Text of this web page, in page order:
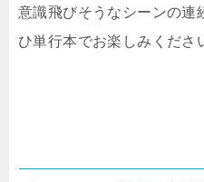
意識飛びそうなシーンの連
ひ単行本でお楽しみくださ